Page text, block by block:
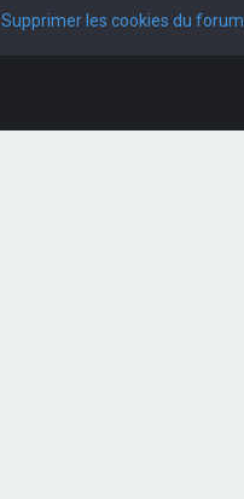
Supprimer les cookies du forum